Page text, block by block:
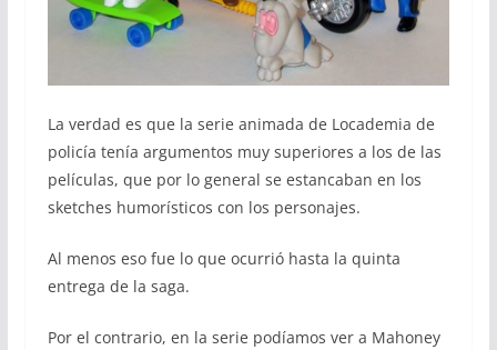
La verdad es que la serie animada de Locademia de
policía tenía argumentos muy superiores a los de las
películas, que por lo general se estancaban en los
sketches humorísticos con los personajes.
Al menos eso fue lo que ocurrió hasta la quinta
entrega de la saga.
Por el contrario, en la serie podíamos ver a Mahoney